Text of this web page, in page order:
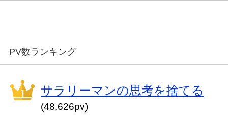
PV数ランキング
サラリーマンの思考を捨てる
(48,626pv)